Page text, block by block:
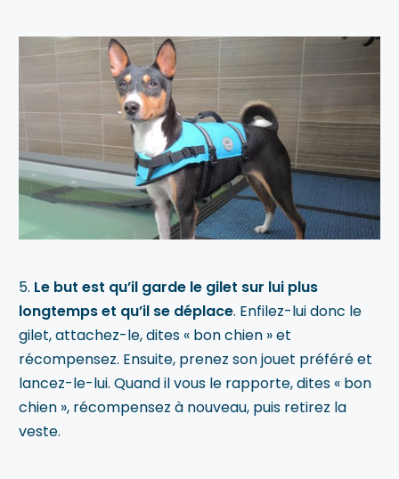
5. Le but est qu’il garde le gilet sur lui plus
longtemps et qu’il se déplace. Enfilez-lui donc le
gilet, attachez-le, dites « bon chien » et
récompensez. Ensuite, prenez son jouet préféré et
lancez-le-lui. Quand il vous le rapporte, dites « bon
chien », récompensez à nouveau, puis retirez la
veste.